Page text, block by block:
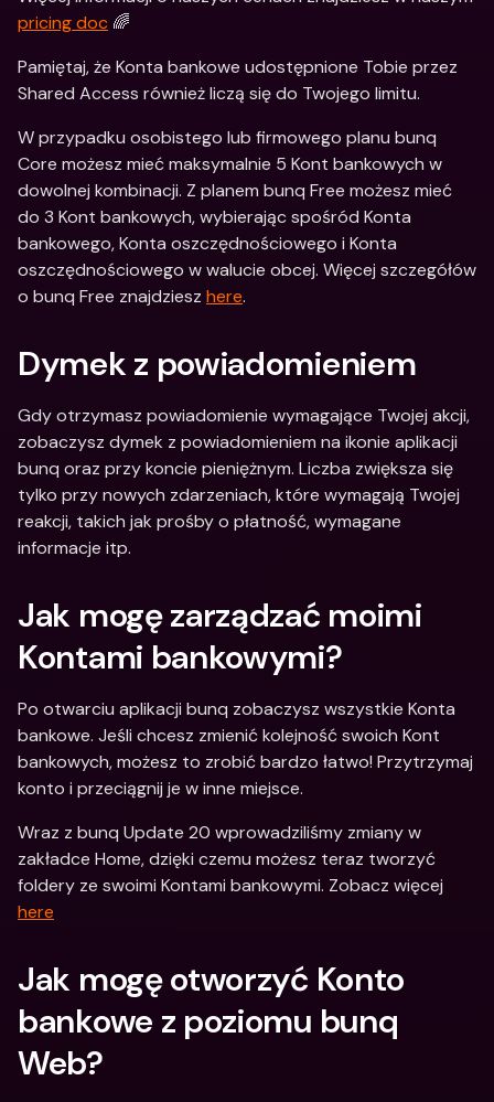
pricing doc 🌈
Pamiętaj, że Konta bankowe udostępnione Tobie przez
Shared Access również liczą się do Twojego limitu.
W przypadku osobistego lub firmowego planu bunq
Core możesz mieć maksymalnie 5 Kont bankowych w
dowolnej kombinacji. Z planem bunq Free możesz mieć
do 3 Kont bankowych, wybierając spośród Konta
bankowego, Konta oszczędnościowego i Konta
oszczędnościowego w walucie obcej. Więcej szczegółów
o bunq Free znajdziesz here.
Dymek z powiadomieniem
Gdy otrzymasz powiadomienie wymagające Twojej akcji,
zobaczysz dymek z powiadomieniem na ikonie aplikacji
bunq oraz przy koncie pieniężnym. Liczba zwiększa się
tylko przy nowych zdarzeniach, które wymagają Twojej
reakcji, takich jak prośby o płatność, wymagane
informacje itp.
Jak mogę zarządzać moimi
Kontami bankowymi?
Po otwarciu aplikacji bunq zobaczysz wszystkie Konta
bankowe. Jeśli chcesz zmienić kolejność swoich Kont
bankowych, możesz to zrobić bardzo łatwo! Przytrzymaj
konto i przeciągnij je w inne miejsce.
Wraz z bunq Update 20 wprowadziliśmy zmiany w
zakładce Home, dzięki czemu możesz teraz tworzyć
here
Jak mogę otworzyć Konto
bankowe z poziomu bunq
Web?